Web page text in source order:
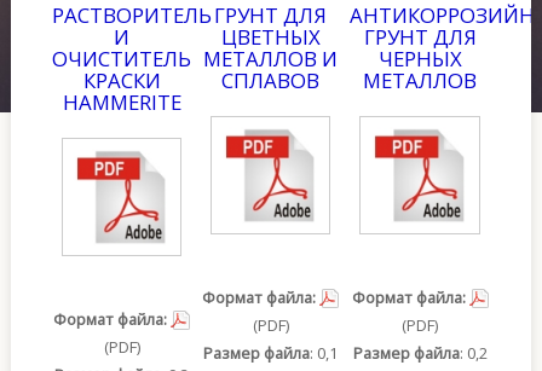
SIDEBAR MODULE
This is a sample module published to the sidebar_bottom
position, using the -sidebar module class suffix. There is
also a sidebar_top position below the search.
РАСТВОРИТЕЛЬ
И
ОЧИСТИТЕЛЬ
КРАСКИ
HAMMERITE
Формат файла:
(PDF)
ГРУНТ ДЛЯ
ЦВЕТНЫХ
МЕТАЛЛОВ И
СПЛАВОВ
Формат файла:
(PDF)
Размер файла: 0,1
ГРУНТ ДЛЯ
ЧЕРНЫХ
МЕТАЛЛОВ
Формат файла:
(PDF)
Размер файла: 0,2